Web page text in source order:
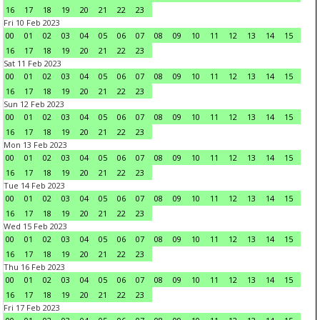
16 17 18 19 20 21 22
23
Fri 10 Feb 2023
00
01 02 03 04 05 06 07 08 09 10 11 12 13 14
15
16
17 18 19 20 21 22
23
Sat 11 Feb 2023
00
01 02 03 04 05 06 07 08 09 10 11 12 13 14
15
16
17 18 19 20 21 22
23
Sun 12 Feb 2023
00
01 02 03 04 05 06 07 08 09 10 11 12 13 14
15
16
17 18 19 20 21 22
23
Mon 13 Feb 2023
00
01 02 03 04 05 06 07 08 09 10 11 12 13 14
15
16
17 18 19 20 21 22
23
Tue 14 Feb 2023
00
01 02 03 04 05 06 07 08 09 10 11 12 13 14
15
16
17 18 19 20 21 22
23
Wed 15 Feb 2023
00
01 02 03 04 05 06 07 08 09 10 11 12 13 14
15
16
17 18 19 20 21 22
23
Thu 16 Feb 2023
00
01 02 03 04 05 06 07 08 09 10 11 12 13 14
15
16
17 18 19 20 21 22
23
Fri 17 Feb 2023